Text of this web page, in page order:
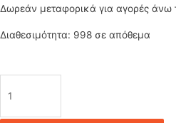
was:
0.90€.
τιμή
είναι:
Δωρεάν μεταφορικά για αγορές άνω
Διαθεσιμότητα: 998 σε απόθεμα